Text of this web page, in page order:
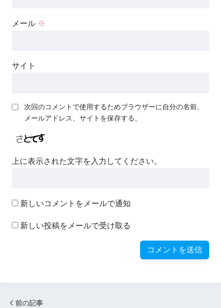
メール ※
サイト
次回のコメントで使用するためブラウザーに自分の名前、
メールアドレス、サイトを保存する。
上に表示された文字を入力してください。
新しいコメントをメールで通知
新しい投稿をメールで受け取る
前の記事